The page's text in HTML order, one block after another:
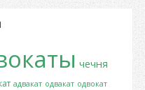
чечня
адвакат одвакат одвокат